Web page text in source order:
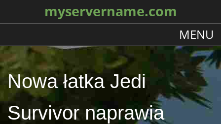
myservername.com
MENU
Nowa łatka Jedi
Survivor naprawia